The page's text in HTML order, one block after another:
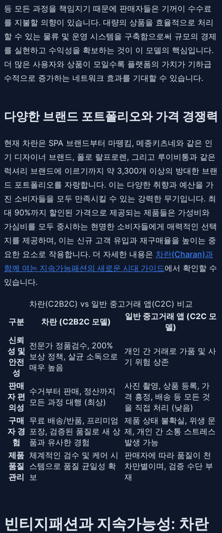
등 모든 과정을 책임지기 때문에 판매자들은 기꺼이 수수료
를 지불할 의향이 있습니다. 대량의 상품을 효율적으로 처리
할 수 있는 물류 및 운영 시스템을 구축함으로써 규모의 경제
를 실현하고 수익성을 확보하는 것이 이 모델의 핵심입니다.
더 많은 사용자와 상품이 모일수록 플랫폼의 가치가 기하급
수적으로 증가하는 네트워크 효과를 기대할 수 있습니다.
다양한 브랜드 포트폴리오와 가격 경쟁력
현재 차란은 SPA 브랜드부터 마뗑킴, 메종키츠네와 같은 인
기 디자이너 브랜드, 폴로 랄프로렌, 그리고 루이비통과 같은
럭셔리 브랜드에 이르기까지 약 3,300개 이상의 방대한 브랜
드 포트폴리오를 자랑합니다. 이는 다양한 취향과 예산을 가
진 소비자들을 모두 만족시킬 수 있는 강력한 무기입니다. 최
대 90%까지 할인된 가격으로 제공되는 제품들은 가성비와
가심비를 모두 중시하는 현명한 소비자들에게 매력적인 선택
지를 제공하며, 이는 신규 고객 유입과 재구매율을 높이는 중
요한 요소로 작용합니다. 더 자세한 내용은 차란(Charan)과
함께 여는 지속가능패션의 새로운 시대 가이드에서 확인할 수
있습니다.
차란(C2B2C) vs 일반 중고거래 앱(C2C) 비교
구분
차란 (C2B2C 모델)
일반 중고거래 앱 (C2C 모
델)
신뢰
성 및
안전
성
전문가 정품검수, 200%
보상 정책, 살균 소독으로
매우 높음
개인 간 거래로 가품 및 사
기 위험 상존
판매
자 편
의성
수거부터 판매, 정산까지
모든 과정 대행 (최상)
사진 촬영, 상품 등록, 가
격 흥정, 배송 등 모든 것
을 직접 처리 (낮음)
구매
자 경
험
무료 배송/반품, 프리미엄
포장, 검증된 품질로 새 상
품과 유사한 경험
제품 상태 불확실, 위생 문
제, 개인 간 소통 스트레스
발생 가능
제품
품질
관리
체계적인 검수 및 케어 시
스템으로 품질 균일성 확
보
판매자에 따라 품질이 천
차만별이며, 검증 수단 부
재
빈티지패션과 지속가능성: 차란